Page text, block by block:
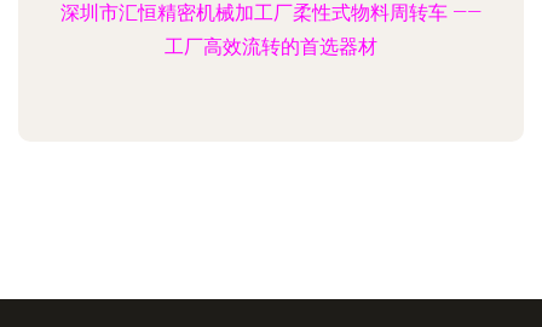
深圳市汇恒精密机械加工厂柔性式物料周转车 ——
工厂高效流转的首选器材